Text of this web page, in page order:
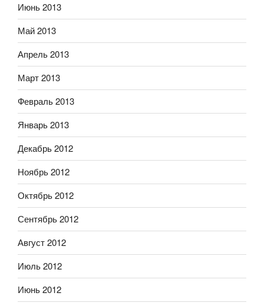
Июнь 2013
Май 2013
Апрель 2013
Март 2013
Февраль 2013
Январь 2013
Декабрь 2012
Ноябрь 2012
Октябрь 2012
Сентябрь 2012
Август 2012
Июль 2012
Июнь 2012